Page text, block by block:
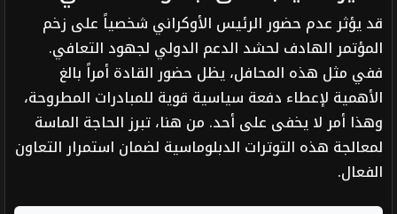
قد يؤثر عدم حضور الرئيس الأوكراني شخصياً على زخم
المؤتمر الهادف لحشد الدعم الدولي لجهود التعافي.
ففي مثل هذه المحافل، يظل حضور القادة أمراً بالغ
الأهمية لإعطاء دفعة سياسية قوية للمبادرات المطروحة،
وهذا أمر لا يخفى على أحد. من هنا، تبرز الحاجة الماسة
لمعالجة هذه التوترات الدبلوماسية لضمان استمرار التعاون
الفعال.